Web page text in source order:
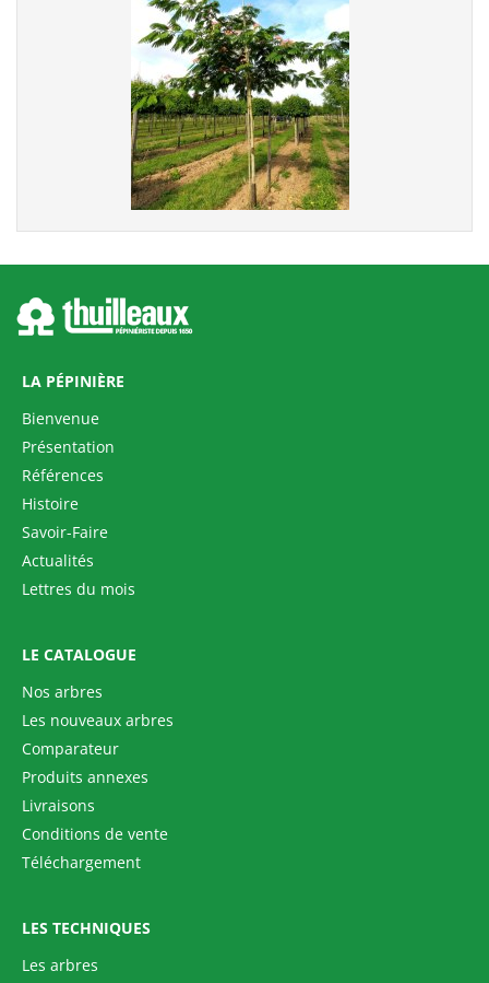
ALBIZZIA julibrissin
LA PÉPINIÈRE
Bienvenue
Présentation
Références
Histoire
Savoir-Faire
Actualités
Lettres du mois
LE CATALOGUE
Nos arbres
Les nouveaux arbres
Comparateur
Produits annexes
Livraisons
Conditions de vente
Téléchargement
LES TECHNIQUES
Les arbres